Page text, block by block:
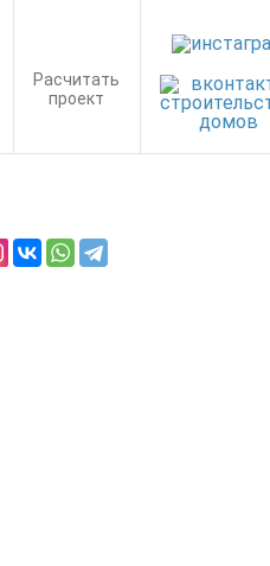
Расчитать
проект